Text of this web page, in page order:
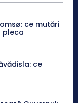
ce mutări
pleca
ce